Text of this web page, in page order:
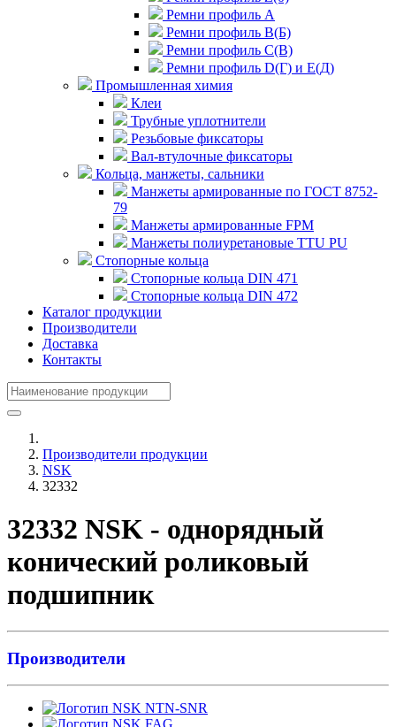
Ремни профиль А
Ремни профиль В(Б)
Ремни профиль С(В)
Ремни профиль D(Г) и E(Д)
Промышленная химия
Клеи
Трубные уплотнители
Резьбовые фиксаторы
Вал-втулочные фиксаторы
Кольца, манжеты, сальники
Манжеты армированные по ГОСТ 8752-
79
Манжеты армированные FPM
Манжеты полиуретановые TTU PU
Стопорные кольца
Стопорные кольца DIN 471
Стопорные кольца DIN 472
Каталог продукции
Производители
Доставка
Контакты
Производители продукции
NSK
32332
32332 NSK - однорядный
конический роликовый
подшипник
Производители
NTN-SNR